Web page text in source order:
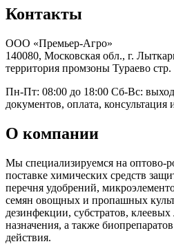
Контакты
ООО «Премьер-Агро»
140080, Московская обл., г.
территория промзоны Тураево стр.
Пн-Пт: 08:00 до 18:00 Сб-Вс:
документов, оплата,
О компании
Мы специализируемся на оптово-
поставке химических средств
перечня удобрений,
семян овощных и пропашных
дезинфекции, субстратов,
назначения, а также
действия.